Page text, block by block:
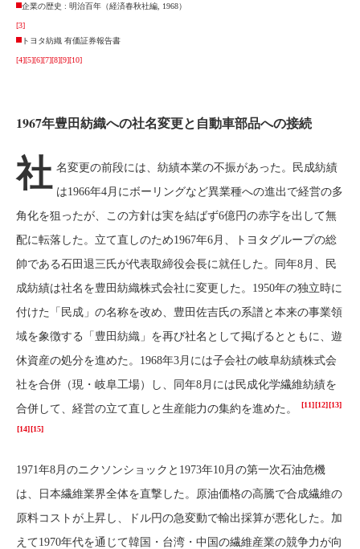
企業の歴史 : 明治百年（経済春秋社編, 1968）
[3]
トヨタ紡織 有価証券報告書
[4][5][6][7][8][9][10]
1967年豊田紡織への社名変更と自動車部品への接続
社 名変更の前段には、紡績本業の不振があった。民成紡績
は1966年4月にボーリングなど異業種への進出で経営の多
角化を狙ったが、この方針は実を結ばず6億円の赤字を出して無
配に転落した。立て直しのため1967年6月、トヨタグループの総
帥である石田退三氏が代表取締役会長に就任した。同年8月、民
成紡績は社名を豊田紡織株式会社に変更した。1950年の独立時に
付けた「民成」の名称を改め、豊田佐吉氏の系譜と本来の事業領
域を象徴する「豊田紡織」を再び社名として掲げるとともに、遊
休資産の処分を進めた。1968年3月には子会社の岐阜紡績株式会
社を合併（現・岐阜工場）し、同年8月には民成化学繊維紡績を
合併して、経営の立て直しと生産能力の集約を進めた。
[11][12][13]
[14][15]
1971年8月のニクソンショックと1973年10月の第一次石油危機
は、日本繊維業界全体を直撃した。原油価格の高騰で合成繊維の
原料コストが上昇し、ドル円の急変動で輸出採算が悪化した。加
えて1970年代を通じて韓国・台湾・中国の繊維産業の競争力が向